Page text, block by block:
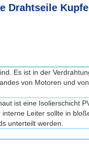
Drahtseile
Es ist in der
von Motoren und von
ist eine Isolierschicht
interne Leiter sollte in
unterteilt werden.